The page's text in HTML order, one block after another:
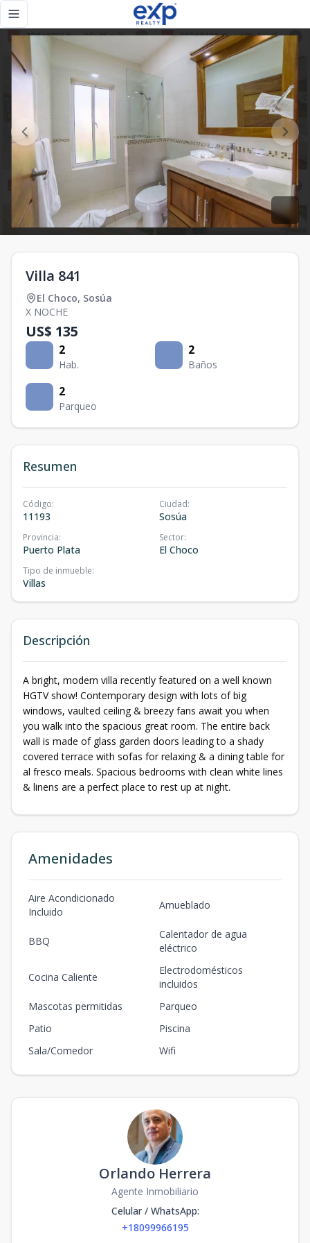
Toggle navigation menu
Villa 841
El Choco, Sosúa
X NOCHE
US$ 135
2
Hab.
2
Baños
2
Parqueo
Resumen
Código:
11193
Ciudad:
Sosúa
Provincia:
Puerto Plata
Sector:
El Choco
Tipo de inmueble:
Villas
Descripción
A bright, modern villa recently featured on a well known
HGTV show! Contemporary design with lots of big
windows, vaulted ceiling & breezy fans await you when
you walk into the spacious great room. The entire back
wall is made of glass garden doors leading to a shady
covered terrace with sofas for relaxing & a dining table for
al fresco meals. Spacious bedrooms with clean white lines
& linens are a perfect place to rest up at night.
Amenidades
Aire Acondicionado
Incluido
Amueblado
BBQ
Calentador de agua
eléctrico
Cocina Caliente
Electrodomésticos
incluidos
Mascotas permitidas
Parqueo
Patio
Piscina
Sala/Comedor
Wifi
Orlando Herrera
Agente Inmobiliario
Celular / WhatsApp:
+18099966195
Villa 841 - eXp Realty República Dominicana